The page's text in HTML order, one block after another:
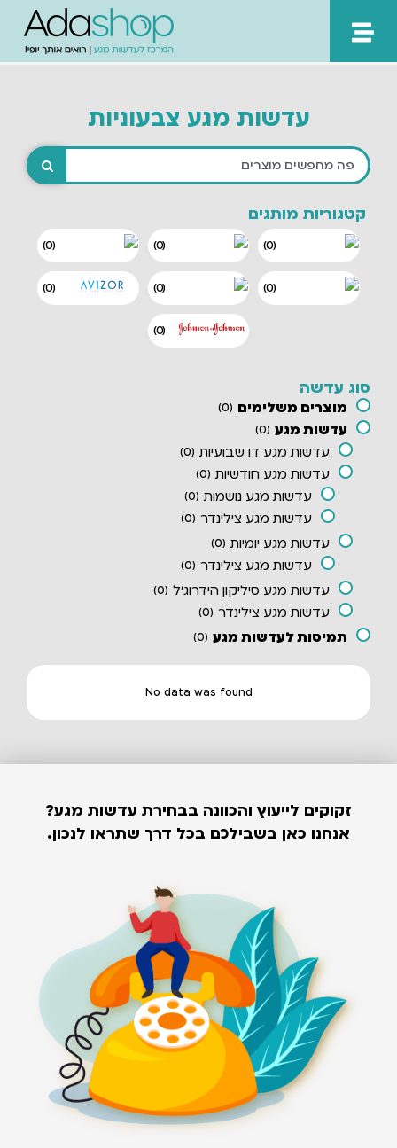
לתוכן
עדשות מגע צבעוניות
קטגוריות מותגים
(
0
)
(
0
)
(
0
)
(
0
)
(
0
)
(
0
)
(
0
)
סוג עדשה
מוצרים משלימים (
0
)
עדשות מגע (
0
)
עדשות מגע דו שבועיות (
0
)
עדשות מגע חודשיות (
0
)
עדשות מגע נושמות (
0
)
עדשות מגע צילינדר (
0
)
עדשות מגע יומיות (
0
)
עדשות מגע צילינדר (
0
)
עדשות מגע סיליקון הידרוג'ל (
0
)
עדשות מגע צילינדר (
0
)
תמיסות לעדשות מגע (
0
)
No data was found
זקוקים לייעוץ והכוונה בבחירת עדשות מגע?
אנחנו כאן בשבילכם בכל דרך שתראו לנכון.